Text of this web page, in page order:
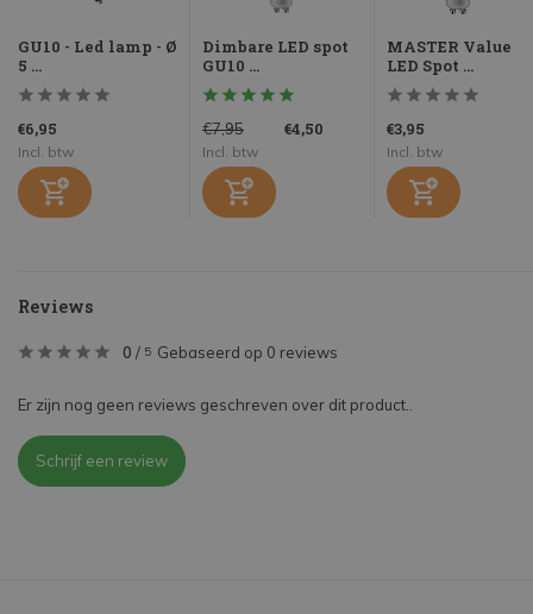
GU10 - Led lamp - Ø
5 ...
€6,95
Incl. btw
Dimbare LED spot
GU10 ...
€7,95 €4,50
Incl. btw
MASTER Value
LED Spot ...
€3,95
Incl. btw
Reviews
0 / 5 Gebaseerd op 0 reviews
Er zijn nog geen reviews geschreven over dit product..
Schrijf een review